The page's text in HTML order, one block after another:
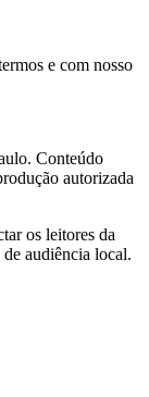
e com nosso
Conteúdo
autorizada
os leitores da
audiência local.